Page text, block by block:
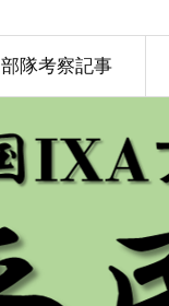
部隊考察記事